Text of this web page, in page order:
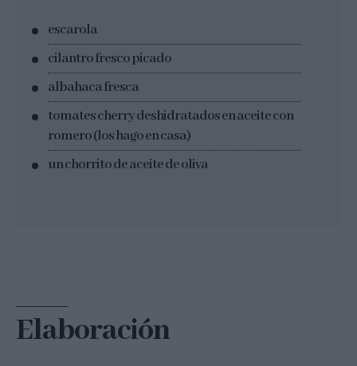
escarola
cilantro fresco picado
albahaca fresca
tomates cherry deshidratados en aceite con
romero (los hago en casa)
un chorrito de aceite de oliva
Elaboración